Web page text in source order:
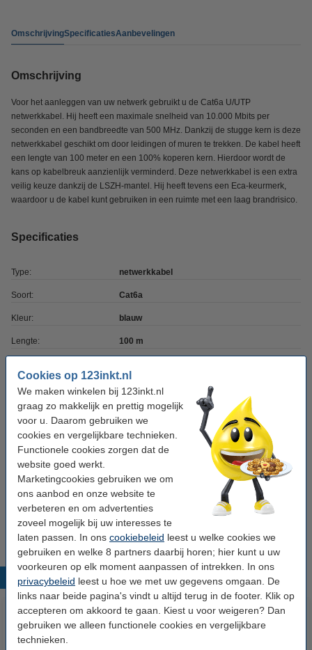
Cookies op 123inkt.nl
We maken winkelen bij 123inkt.nl
graag zo makkelijk en prettig mogelijk
voor u. Daarom gebruiken we
cookies en vergelijkbare technieken.
Functionele cookies zorgen dat de
website goed werkt.
Marketingcookies gebruiken we om
ons aanbod en onze website te
verbeteren en om advertenties
zoveel mogelijk bij uw interesses te
laten passen. In ons cookiebeleid leest u welke cookies we
gebruiken en welke 8 partners daarbij horen; hier kunt u uw
voorkeuren op elk moment aanpassen of intrekken. In ons
privacybeleid leest u hoe we met uw gegevens omgaan. De
links naar beide pagina's vindt u altijd terug in de footer. Klik op
accepteren om akkoord te gaan. Kiest u voor weigeren? Dan
gebruiken we alleen functionele cookies en vergelijkbare
technieken.
OmschrijvingSpecificatiesAanbevelingen
Omschrijving
Voor het aanleggen van uw netwerk gebruikt u de Cat6a U/UTP
netwerkkabel. Hij heeft een maximale snelheid van 10.000 Mbits per
seconden en een bandbreedte van 500 MHz. Dankzij de stugge kern is deze
netwerkkabel geschikt om door leidingen of muren te trekken. De kabel heeft
een lengte van 100 meter en een 100% koperen kern. Hierdoor wordt de
kans op kabelbreuk aanzienlijk verminderd. Deze netwerkkabel is een extra
veilig keuze dankzij de LSZH-mantel. Hij heeft tevens een Eca-keurmerk,
waardoor u de kabel kunt gebruiken in een ruimte met een laag brandrisico.
Specificaties
Type: netwerkkabel
Soort: Cat6a
Kleur: blauw
Lengte: 100 m
Kabelafscherming: U/UTP
Aderopbouw: stug
Ons artikelnr: K050600025
Tip: meebestellen
ProCable netwerkgereedschapset deluxe
€ 24,50
Populaire producten